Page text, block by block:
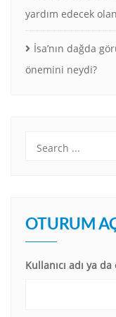
yardım edecek
İsa’nın dağda
önemini neydi?
OTURUM
Kullanıcı adı ya